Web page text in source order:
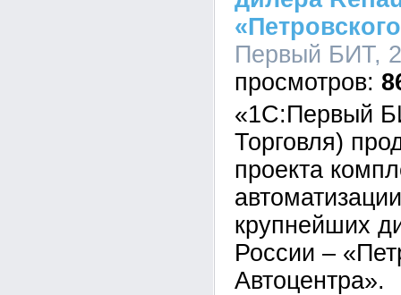
Первый БИТ,
«1С:Первый
Торговля)
проекта
крупнейших
России –
Автоцентра».